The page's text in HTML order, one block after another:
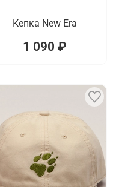
Кепка New Era
1 090 ₽